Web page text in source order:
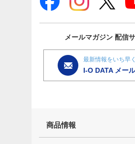
メールマガジン 配信
最新情報をいち早
I-O DATA メー
商品情報